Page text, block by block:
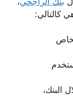
كالتالي:
البنك،